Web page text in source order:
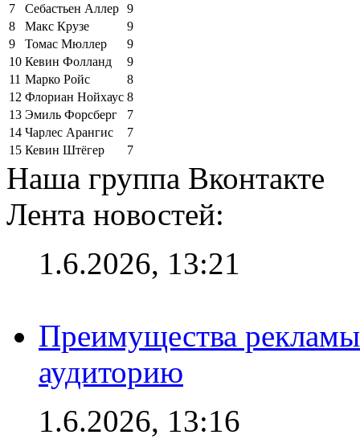
7
Себастьен Аллер 9
8
Макс Крузе
9
9
Томас Мюллер
9
10 Кевин Фолланд
9
11 Марко Ройс
8
12 Флориан Нойхаус 8
13 Эмиль Форсберг
7
14 Чарлес Арангис
7
15 Кевин Штёгер 7
Наша группа Вконтакте
Лента новостей:
1.6.2026, 13:21
Преимущества
аудиторию
1.6.2026, 13:16